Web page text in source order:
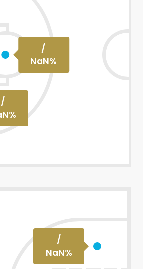
/
%
/
NaN%
/
NaN%